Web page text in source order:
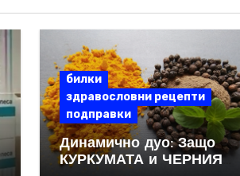
билки
здравословни рецепти
подправки
Динамично дуо: Защо
КУРКУМАТА и ЧЕРНИЯ